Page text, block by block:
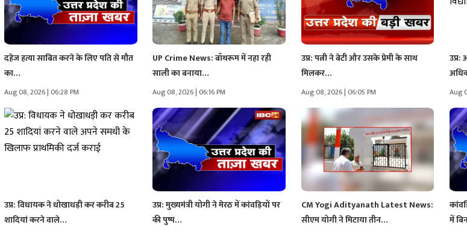
दहेज हत्या साबित करने के लिए पति से मौत
का…
Aug 08, 2026 | 06:28 PM
UP Crime News: बॉथरूम में नहा रही
साली का बनाया…
Aug 08, 2026 | 06:16 PM
उप्र: पत्नी ने बेटी और उसके प्रेमी के साथ
मिलकर…
Aug 08, 2026 | 06:05 PM Aug
उप्र: विधायक ने धोखाधड़ी कर करीब 25
शादियां करने वाले…
उप्र: मुख्यमंत्री योगी ने मेरठ में कांवड़ियों पर
की पुष्प…
CM Yogi Adityanath Latest News:
सीएम योगी ने मिटाया तीन…
में